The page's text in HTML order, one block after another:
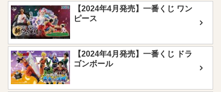
【2024年4月発売】一番くじ ワン
ピース
【2024年4月発売】一番くじ ドラ
ゴンボール